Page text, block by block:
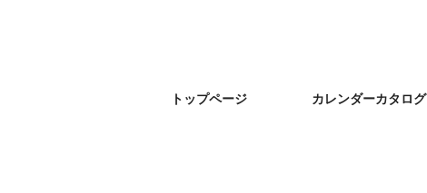
トップページ カレンダーカタログ